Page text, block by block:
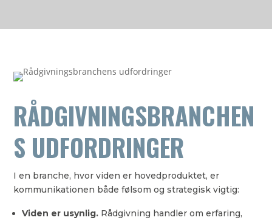
RÅDGIVNINGSBRANCHEN
S UDFORDRINGER
I en branche, hvor viden er hovedproduktet, er
kommunikationen både følsom og strategisk vigtig:
Viden er usynlig. Rådgivning handler om erfaring,